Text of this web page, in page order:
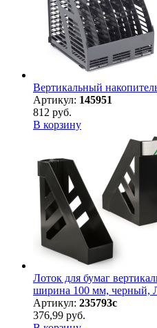
Вертикальный
Артикул: 145951
812 руб.
В корзину
Лоток для бумаг
ширина 100 мм, черный,
Артикул: 235793с
376,99 руб.